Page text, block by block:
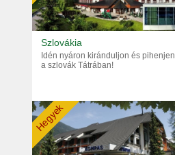
Szlovákia
Idén nyáron kiránduljon és pihenjen
a szlovák Tátrában!
Hegyek